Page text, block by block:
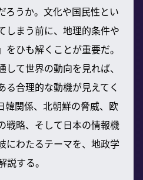
ろうか。文化や国民性とい
しまう前に、地理的条件や
ひも解くことが重要だ。
て世界の動向を見れば、
る合理的な動機が見えてく
韓関係、北朝鮮の脅威、欧
戦略、そして日本の情報機
にわたるテーマを、地政学
する。